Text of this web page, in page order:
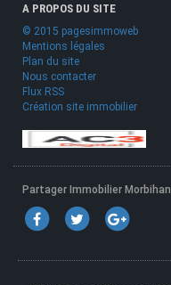
A PROPOS DU SITE
© 2015 pagesimmoweb
Mentions légales
Plan du site
Nous contacter
Flux RSS
Création site immobilier
Partager Immobilier Morbihan